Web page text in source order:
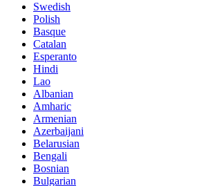
Swedish
Polish
Basque
Catalan
Esperanto
Hindi
Lao
Albanian
Amharic
Armenian
Azerbaijani
Belarusian
Bengali
Bosnian
Bulgarian